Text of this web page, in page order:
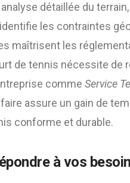
détaillée du
les contraintes
maîtrisent les
de tennis nécessite de
comme Service
assure un gain de
conforme et durable.
à vos